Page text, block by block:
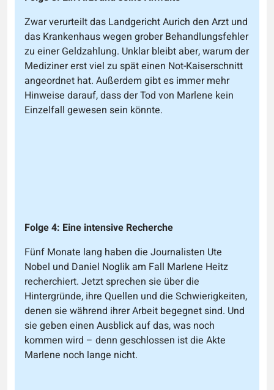
Zwar verurteilt das Landgericht Aurich den Arzt und
das Krankenhaus wegen grober Behandlungsfehler
zu einer Geldzahlung. Unklar bleibt aber, warum der
Mediziner erst viel zu spät einen Not-Kaiserschnitt
angeordnet hat. Außerdem gibt es immer mehr
Hinweise darauf, dass der Tod von Marlene kein
Einzelfall gewesen sein könnte.
Folge 4: Eine intensive Recherche
Fünf Monate lang haben die Journalisten Ute
Nobel und Daniel Noglik am Fall Marlene Heitz
recherchiert. Jetzt sprechen sie über die
Hintergründe, ihre Quellen und die Schwierigkeiten,
denen sie während ihrer Arbeit begegnet sind. Und
sie geben einen Ausblick auf das, was noch
kommen wird – denn geschlossen ist die Akte
Marlene noch lange nicht.